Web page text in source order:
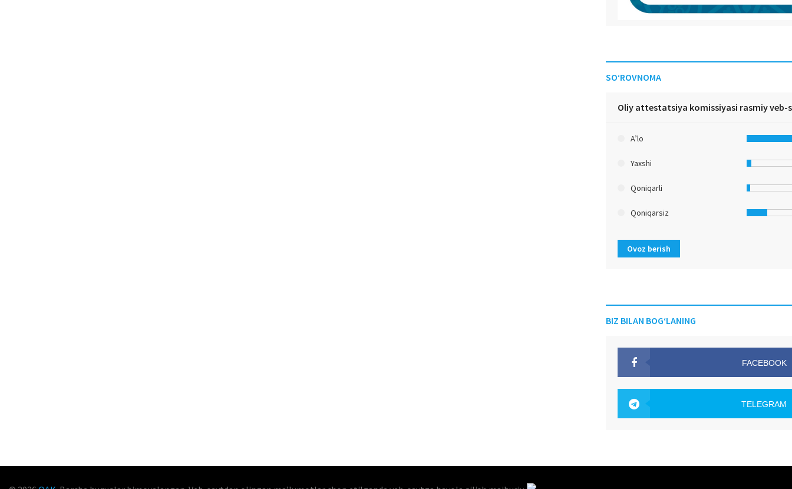
SO‘ROVNOMA
Oliy attestatsiya komissiyasi rasmiy
A’lo
Yaxshi
Qoniqarli
Qoniqarsiz
Ovoz berish
BIZ BILAN BOG‘LANING
FACEBOOK
TELEGRAM